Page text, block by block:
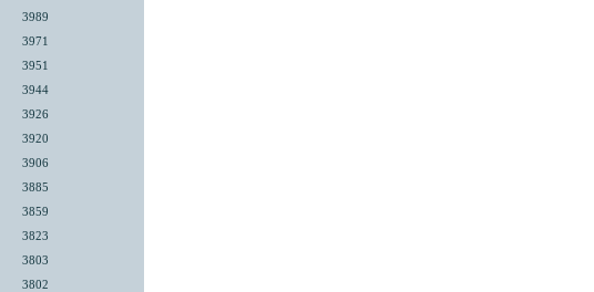
3989
3971
3951
3944
3926
3920
3906
3885
3859
3823
3803
3802